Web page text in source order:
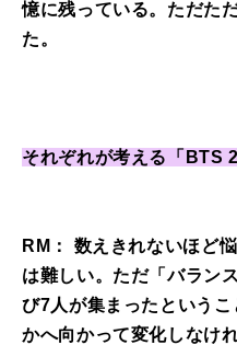
憶に残っている。ただた
た。
それぞれが考える「BTS
RM： 数えきれないほど
は難しい。ただ「バラン
び7人が集まったという
かへ向かって変化しなけ